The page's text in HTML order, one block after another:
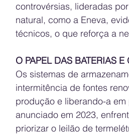
controvérsias, lideradas
natural, como a Eneva,
técnicos, o que reforça a
O PAPEL DAS BATERIAS
Os sistemas de
intermitência de fontes
produção e liberando-a
anunciado em 2023,
priorizar o leilão de